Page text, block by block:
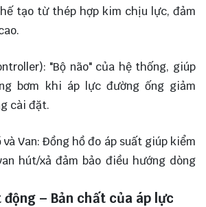
tạo từ thép hợp kim chịu lực, đảm
"Bộ não" của hệ thống, giúp
bơm khi áp lực đường ống giảm
cài đặt.
Van: Đồng hồ đo áp suất giúp kiểm
hút/xả đảm bảo điều hướng dòng
động – Bản chất của áp lực